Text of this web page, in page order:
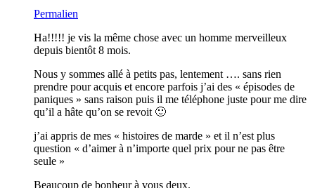
Permalien
Ha!!!!! je vis la même chose avec un homme merveilleux
depuis bientôt 8 mois.
Nous y sommes allé à petits pas, lentement …. sans rien
prendre pour acquis et encore parfois j’ai des « épisodes de
paniques » sans raison puis il me téléphone juste pour me dire
qu’il a hâte qu’on se revoit 🙂
j’ai appris de mes « histoires de marde » et il n’est plus
question « d’aimer à n’importe quel prix pour ne pas être
seule »
Beaucoup de bonheur à vous deux.